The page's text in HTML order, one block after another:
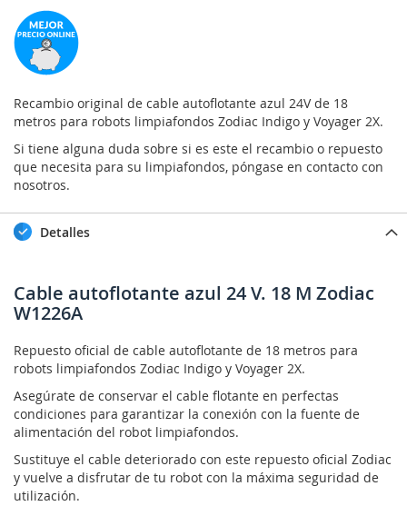
Recambio original de cable autoflotante azul 24V de 18
metros para robots limpiafondos Zodiac Indigo y Voyager 2X.
Si tiene alguna duda sobre si es este el recambio o repuesto
que necesita para su limpiafondos, póngase en contacto con
nosotros.
Detalles
Cable autoflotante azul 24 V. 18 M Zodiac
W1226A
Repuesto oficial de cable autoflotante de 18 metros para
robots limpiafondos Zodiac Indigo y Voyager 2X.
Asegúrate de conservar el cable flotante en perfectas
condiciones para garantizar la conexión con la fuente de
alimentación del robot limpiafondos.
Sustituye el cable deteriorado con este repuesto oficial Zodiac
y vuelve a disfrutar de tu robot con la máxima seguridad de
utilización.